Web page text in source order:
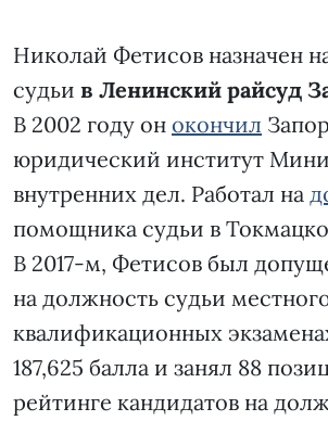
Николай Фетисов назначен
судьи в Ленинский райсуд
В 2002 году он окончил
юридический институт
внутренних дел. Работал на
помощника судьи в
В 2017-м, Фетисов был
на должность судьи
квалификационных
187,625 балла и занял 88
рейтинге кандидатов на